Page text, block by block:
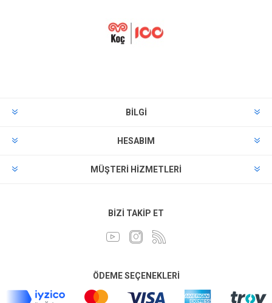
BILGI
HESABIM
MÜŞTERI HIZMETLERI
BIZI TAKIP ET
ÖDEME SEÇENEKLERI